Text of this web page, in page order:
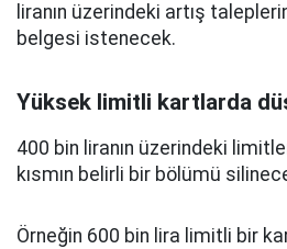
liranın üzerindeki artış
belgesi istenecek.
Yüksek limitli kartlarda
400 bin liranın üzerindeki
kısmın belirli bir bölümü
Örneğin 600 bin lira limitli bir